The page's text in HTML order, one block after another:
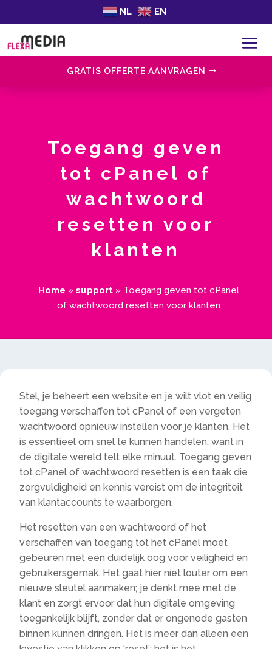
NL EN
GRATIS OFFERTE AANVRAGEN
Toegang geven
tot cPanel of
wachtwoord
resetten voor
klanten
Home »support » Toegang geven tot cPanel
of wachtwoord resetten voor klanten
Stel, je beheert een website en je wilt vlot en veilig
toegang verschaffen tot cPanel of een vergeten
wachtwoord opnieuw instellen voor je klanten. Het
is essentieel om snel te kunnen handelen, want in
de digitale wereld telt elke minuut. Toegang geven
tot cPanel of wachtwoord resetten is een taak die
zorgvuldigheid en kennis vereist om de integriteit
van klantaccounts te waarborgen.
Het resetten van een wachtwoord of het
verschaffen van toegang tot het cPanel moet
gebeuren met een duidelijk oog voor veiligheid en
gebruikersgemak. Het gaat hier niet louter om een
nieuwe sleutel aanmaken; je denkt mee met de
klant en zorgt ervoor dat hun digitale omgeving
toegankelijk blijft, zonder dat er ongenode gasten
binnen kunnen dringen. Het is meer dan alleen een